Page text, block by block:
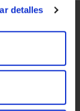
detalles